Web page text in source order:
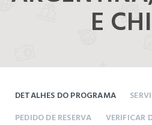
E
DETALHES DO PROGRAMA
PEDIDO DE RESERVA
VERIFICAR